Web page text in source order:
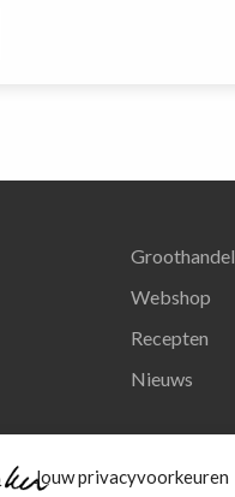
Jouw privacyvoorkeuren
Groothandel
Webshop
Recepten
Nieuws